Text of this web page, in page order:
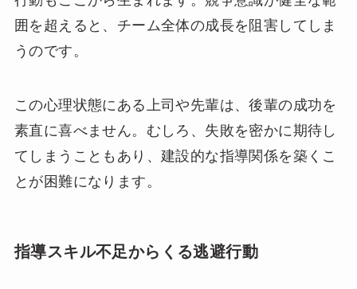
囲を超えると、チーム全体の成長を阻害してしま
うのです。
この心理状態にある上司や先輩は、後輩の成功を
素直に喜べません。むしろ、失敗を密かに期待し
てしまうこともあり、建設的な指導関係を築くこ
とが困難になります。
指導スキル不足からくる逃避行動